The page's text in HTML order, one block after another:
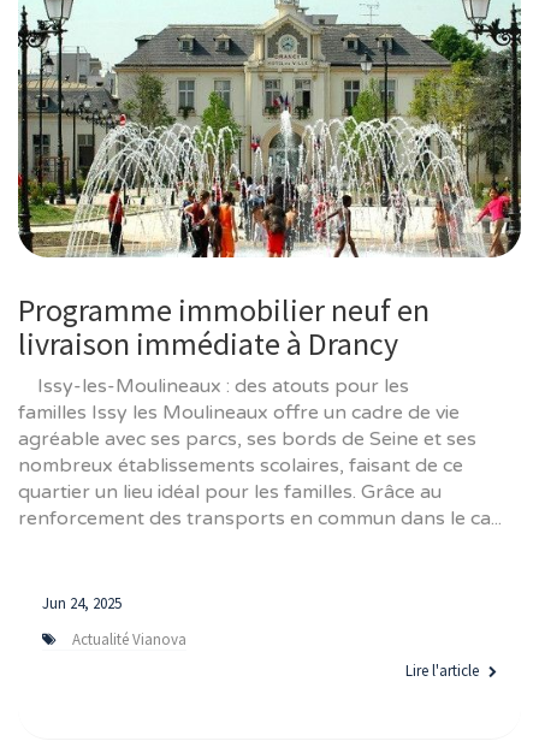
Programme immobilier neuf en
livraison immédiate à Drancy
Issy-les-Moulineaux : des atouts pour les
familles Issy les Moulineaux offre un cadre de vie
agréable avec ses parcs, ses bords de Seine et ses
nombreux établissements scolaires, faisant de ce
quartier un lieu idéal pour les familles. Grâce au
renforcement des transports en commun dans le ca...
Jun 24, 2025
Actualité Vianova
Lire l'article